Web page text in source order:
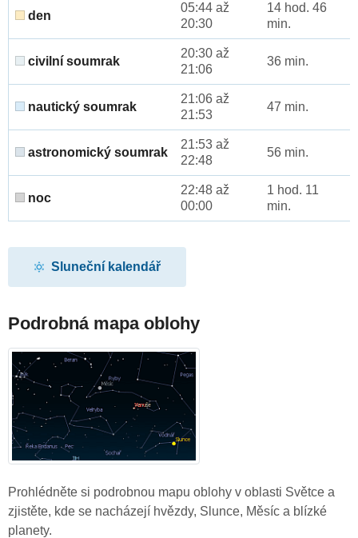
den
05:44 až
20:30
14 hod. 46
min.
civilní soumrak
20:30 až
21:06
36 min.
nautický soumrak
21:06 až
21:53
47 min.
astronomický soumrak
21:53 až
22:48
56 min.
noc
22:48 až
00:00
1 hod. 11
min.
Sluneční kalendář
Podrobná mapa oblohy
Prohlédněte si podrobnou mapu oblohy v oblasti Světce a
zjistěte, kde se nacházejí hvězdy, Slunce, Měsíc a blízké
planety.